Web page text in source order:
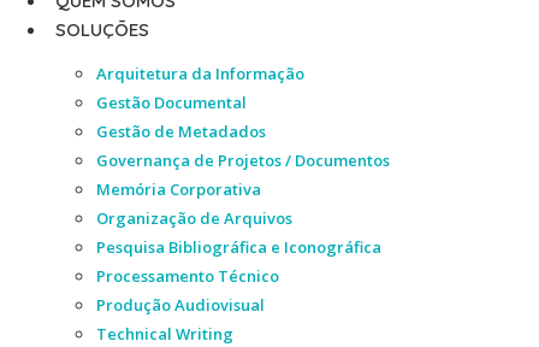
SOLUÇÕES
Arquitetura da Informação
Gestão Documental
Gestão de Metadados
Governança de Projetos / Documentos
Memória Corporativa
Organização de Arquivos
Pesquisa Bibliográfica e Iconográfica
Processamento Técnico
Produção Audiovisual
Technical Writing